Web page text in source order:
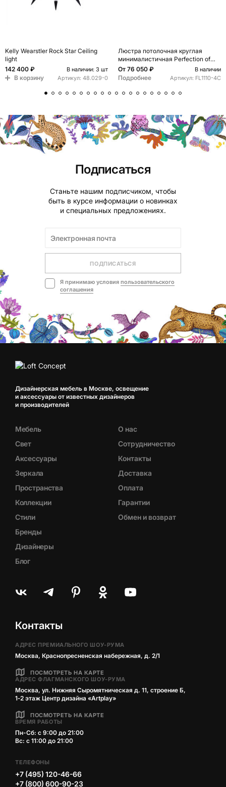
Kelly Wearstler Rock Star Ceiling
light
142 400 ₽
В наличии: 3 шт
В корзину Артикул: 48.029-0
Люстра потолочная круглая
минималистичная Perfection of
Geometry
От 76 050 ₽ В наличии
Подробнее Артикул: FL1110-4C
Подписаться
Станьте нашим подписчиком, чтобы
быть в курсе информации о новинках
и специальных предложениях.
ПОДПИСАТЬСЯ
Я принимаю условия пользовательского
соглашения
Дизайнерская мебель в Москве, освещение
и аксессуары от известных дизайнеров
и производителей
Мебель
Свет
Аксессуары
Зеркала
Пространства
Коллекции
Стили
Бренды
Дизайнеры
Блог
О нас
Сотрудничество
Контакты
Доставка
Оплата
Гарантии
Обмен и возврат
Контакты
АДРЕС ПРЕМИАЛЬНОГО ШОУ-РУМА
Москва, Краснопресненская набережная, д. 2/1
ПОСМОТРЕТЬ НА КАРТЕ
АДРЕС ФЛАГМАНСКОГО ШОУ-РУМА
Москва, ул. Нижняя Сыромятническая д. 11, строение Б,
1‑2 этаж Центр дизайна «Artplay»
ПОСМОТРЕТЬ НА КАРТЕ
ВРЕМЯ РАБОТЫ
Пн-Сб: с 9:00 до 21:00
Вс: с 11:00 до 21:00
ТЕЛЕФОНЫ
+7 (495) 120-46-66
+7 (800) 600-90-23